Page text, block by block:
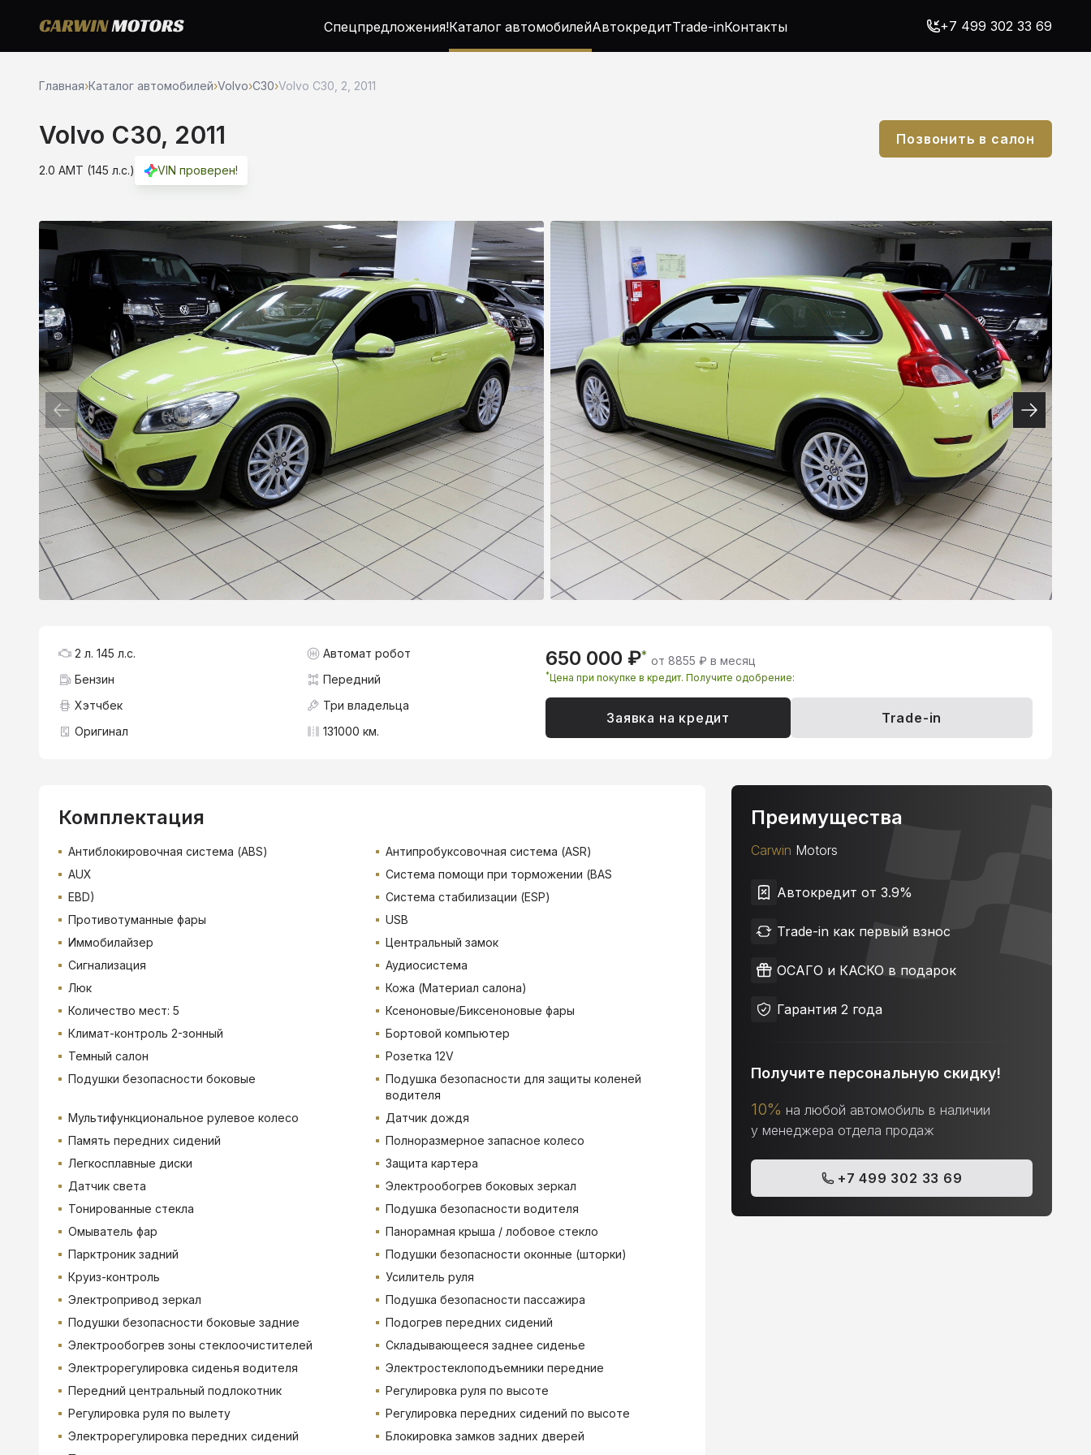
Спецпредложения!Каталог автомобилейАвтокредитTrade-inКонтакты +7 499 302 33 69
Главная›Каталог автомобилей›Volvo›C30›Volvo C30, 2, 2011
Volvo C30, 2011
2.0 AMT (145 л.с.) VIN проверен!
Позвонить в салон
650 000 ₽* от 8855 ₽ в месяц
*Цена при покупке в кредит. Получите одобрение:
Заявка на кредит Trade-in
2 л. 145 л.с.
Автомат робот
Бензин
Передний
Хэтчбек
Три владельца
Оригинал
131000 км.
Комплектация
Антиблокировочная система (ABS)
Антипробуксовочная система (ASR)
AUX
Система помощи при торможении (BAS
EBD)
Система стабилизации (ESP)
Противотуманные фары
USB
Иммобилайзер
Центральный замок
Сигнализация
Аудиосистема
Люк
Кожа (Материал салона)
Количество мест: 5
Ксеноновые/Биксеноновые фары
Климат-контроль 2-зонный
Бортовой компьютер
Темный салон
Розетка 12V
Подушки безопасности боковые
Подушка безопасности для защиты коленей
водителя
Мультифункциональное рулевое колесо
Датчик дождя
Память передних сидений
Полноразмерное запасное колесо
Легкосплавные диски
Защита картера
Датчик света
Электрообогрев боковых зеркал
Тонированные стекла
Подушка безопасности водителя
Омыватель фар
Панорамная крыша / лобовое стекло
Парктроник задний
Подушки безопасности оконные (шторки)
Круиз-контроль
Усилитель руля
Электропривод зеркал
Подушка безопасности пассажира
Подушки безопасности боковые задние
Подогрев передних сидений
Электрообогрев зоны стеклоочистителей
Складывающееся заднее сиденье
Электрорегулировка сиденья водителя
Электростеклоподъемники передние
Передний центральный подлокотник
Регулировка руля по высоте
Регулировка руля по вылету
Регулировка передних сидений по высоте
Электрорегулировка передних сидений
Блокировка замков задних дверей
Преимущества
Carwin Motors
Автокредит от 3.9%
Trade-in как первый взнос
ОСАГО и КАСКО в подарок
Гарантия 2 года
Получите персональную скидку!
10% на любой автомобиль в наличии
у менеджера отдела продаж
+7 499 302 33 69